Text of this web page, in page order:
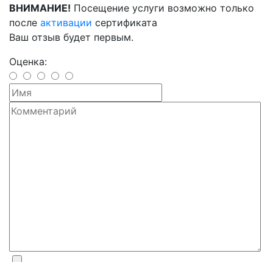
ВНИМАНИЕ! Посещение услуги возможно только
после активации сертификата
Ваш отзыв будет первым.
Оценка: